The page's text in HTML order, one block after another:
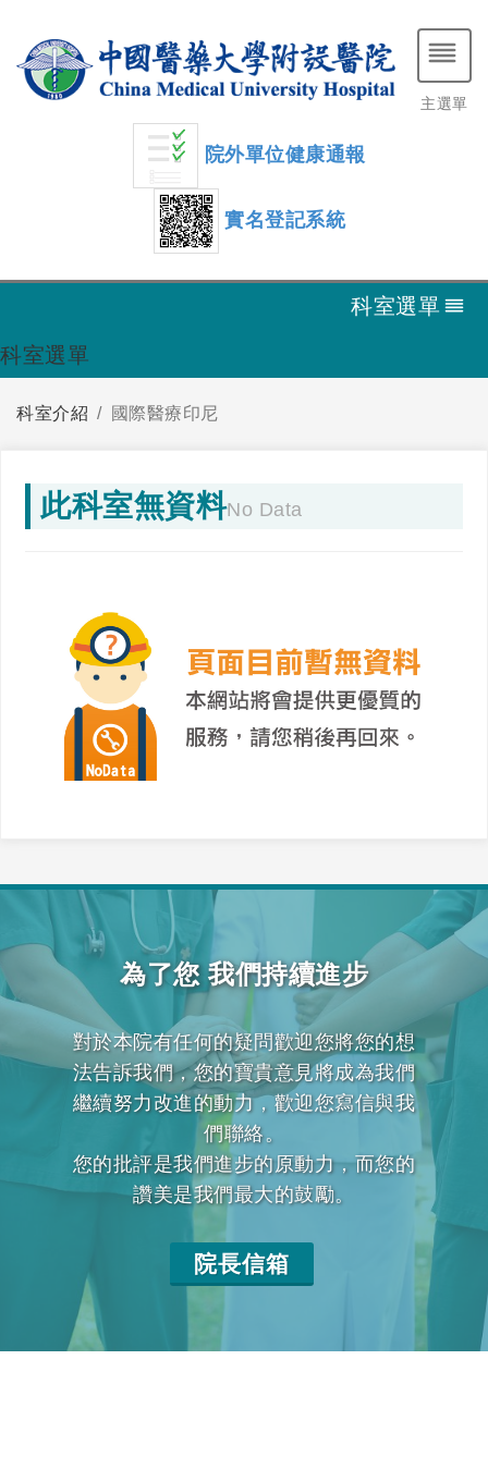
院外單位健康通報
實名登記系統
主選單
科室選單
科室選單
科室介紹 國際醫療印尼
此科室無資料No Data
為了您 我們持續進步
對於本院有任何的疑問歡迎您將您的想
法告訴我們，您的寶貴意見將成為我們
繼續努力改進的動力，歡迎您寫信與我
們聯絡。
您的批評是我們進步的原動力，而您的
讚美是我們最大的鼓勵。
院長信箱